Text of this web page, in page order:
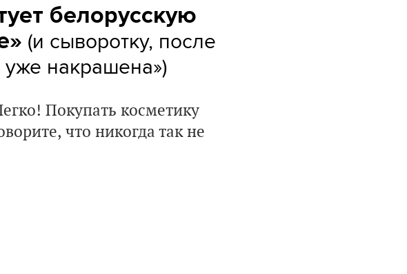
белорусскую
(и сыворотку, после
уже накрашена»)
Покупать косметику
что никогда так не